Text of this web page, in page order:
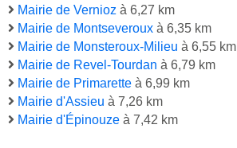
Mairie de Vernioz à 6,27 km
Mairie de Montseveroux à 6,35 km
Mairie de Monsteroux-Milieu à 6,55 km
Mairie de Revel-Tourdan à 6,79 km
Mairie de Primarette à 6,99 km
Mairie d'Assieu à 7,26 km
Mairie d'Épinouze à 7,42 km